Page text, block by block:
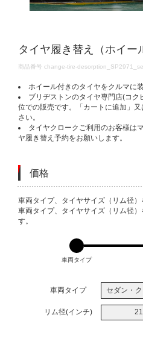
タイヤ履き替え（ホイー
DETAILS
商品番号 change-tire-
ホイール付きのタイヤをクルマに
ブリヂストンのタイヤ専門店(コ
位での販売です。「カートに追加」
さい。
タイヤクロークご利用のお客様は
ヤ履き替え予約をお願いします。
価格
VARIATIONS
車両タイプ、タイヤサイズ（リム径）
車両タイプ、タイヤサイズ（リム径
す。
車両タイプ
車両タイプ セダン・
リム径(インチ)